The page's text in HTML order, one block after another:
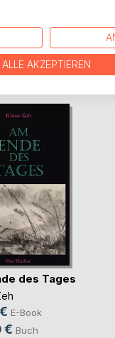
TITEL
des Tages
E-Book
€ Buch
ALLE AKZEPTIEREN